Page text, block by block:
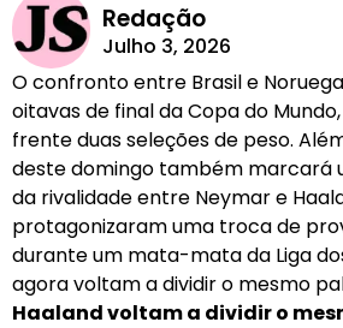
Redação
Julho 3, 2026
O confronto entre Brasil e
oitavas de final da Copa do
frente duas seleções de peso.
deste domingo também marcará
da rivalidade entre Neymar e
protagonizaram uma troca de
durante um mata-mata da Liga
agora voltam a dividir o mesmo
Haaland voltam a dividir o